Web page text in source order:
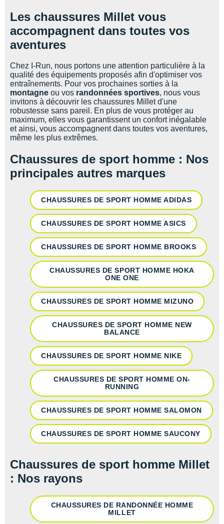
Les chaussures Millet vous
accompagnent dans toutes vos
aventures
Chez I-Run, nous portons une attention particulière à la
qualité des équipements proposés afin d'optimiser vos
entraînements. Pour vos prochaines sorties à la
montagne ou vos randonnées sportives, nous vous
invitons à découvrir les chaussures Millet d'une
robustesse sans pareil. En plus de vous protéger au
maximum, elles vous garantissent un confort inégalable
et ainsi, vous accompagnent dans toutes vos aventures,
même les plus extrêmes.
Chaussures de sport homme : Nos
principales autres marques
CHAUSSURES DE SPORT HOMME ADIDAS
CHAUSSURES DE SPORT HOMME ASICS
CHAUSSURES DE SPORT HOMME BROOKS
CHAUSSURES DE SPORT HOMME HOKA
ONE ONE
CHAUSSURES DE SPORT HOMME MIZUNO
CHAUSSURES DE SPORT HOMME NEW
BALANCE
CHAUSSURES DE SPORT HOMME NIKE
CHAUSSURES DE SPORT HOMME ON-
RUNNING
CHAUSSURES DE SPORT HOMME SALOMON
CHAUSSURES DE SPORT HOMME SAUCONY
Chaussures de sport homme Millet
: Nos rayons
CHAUSSURES DE RANDONNÉE HOMME
MILLET